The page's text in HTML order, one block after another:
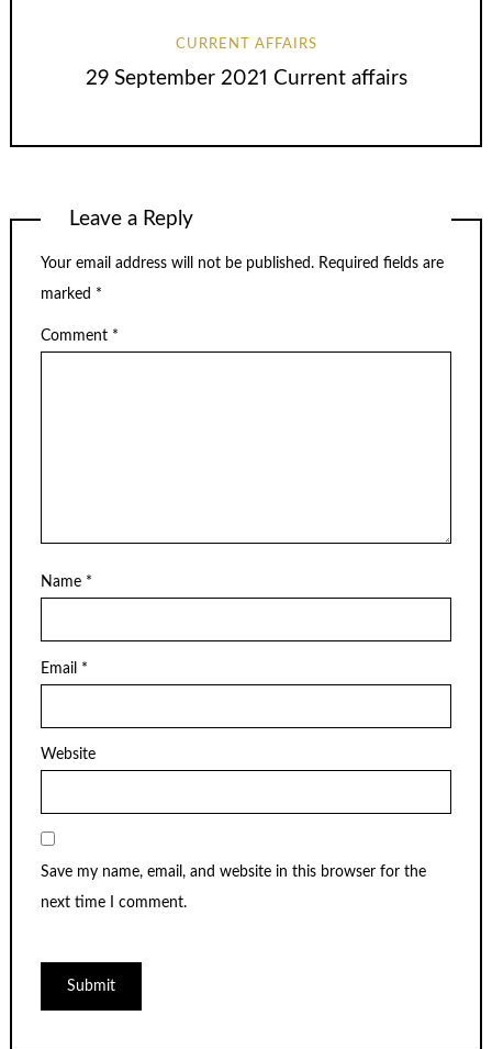
CURRENT AFFAIRS
29 September 2021 Current affairs
Leave a Reply
Your email address will not be published. Required fields are
marked *
Comment *
Name *
Email *
Website
Save my name, email, and website in this browser for the
next time I comment.